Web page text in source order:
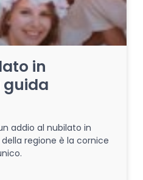
in
guida
addio al nubilato in
regione è la cornice